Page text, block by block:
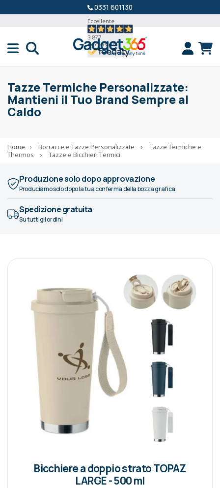
0331 601130
Eccellente
3.877
Recensioni
Tazze Termiche Personalizzate:
Mantieni il Tuo Brand Sempre al
Caldo
Home › Borracce e Tazze Personalizzate ›
Tazze Termiche e
Thermos
› Tazze e Bicchieri Termici
Produzione solo dopo approvazione
Produciamo solo dopo la tua conferma della bozza grafica
Spedizione gratuita
Su tutti gli ordini
Bicchiere a doppio strato TOPAZ
LARGE - 500 ml